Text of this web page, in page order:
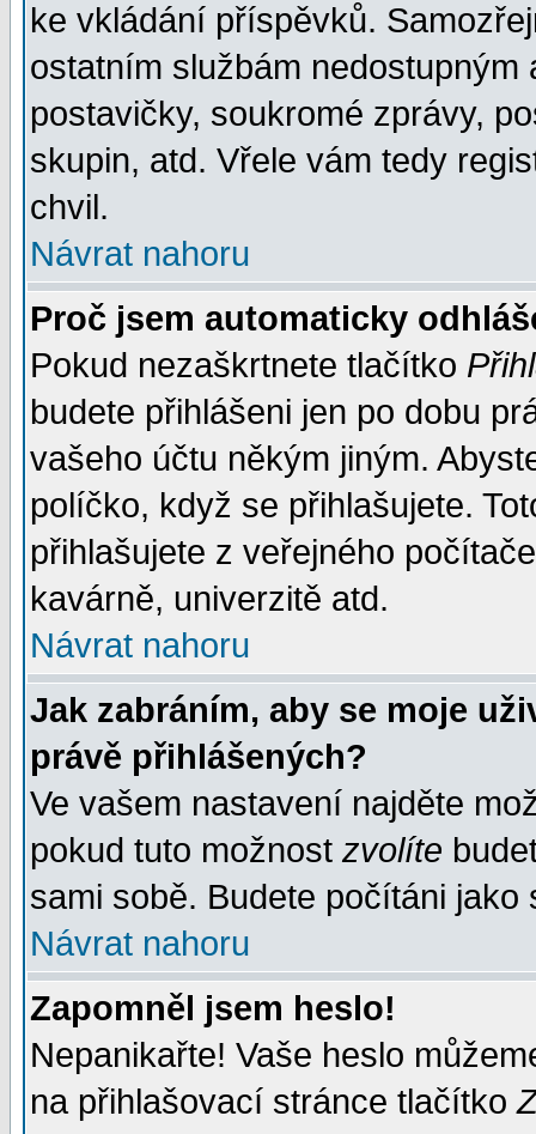
ke vkládání příspěvků.
ostatním službám
postavičky, soukromé zprávy,
skupin, atd. Vřele vám tedy
chvil.
Návrat nahoru
Proč jsem automaticky
Pokud nezaškrtnete tlačítko
budete přihlášeni jen po dobu
vašeho účtu někým jiným.
políčko, když se přihlašujete.
přihlašujete z veřejného
kavárně, univerzitě atd.
Návrat nahoru
Jak zabráním, aby se moje
právě přihlášených?
Ve vašem nastavení najděte
pokud tuto možnost zvolíte
sami sobě. Budete počítáni jako
Návrat nahoru
Zapomněl jsem heslo!
Nepanikařte! Vaše heslo
na přihlašovací stránce tlačítko